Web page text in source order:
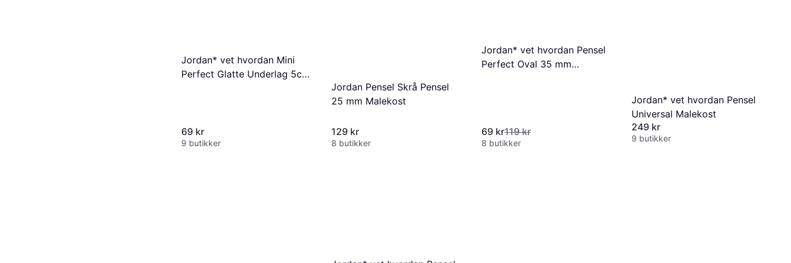
Jordan* vet hvordan Mini
Perfect Glatte Underlag 5cm
69 kr
9 butikker
Jordan Pensel Skrå Pensel
25 mm Malekost
129 kr
8 butikker
Jordan* vet hvordan Pensel
Perfect Oval 35 mm
69 kr119 kr
8 butikker
Jordan* vet hvordan Pensel
Universal Malekost
249 kr
9 butikker